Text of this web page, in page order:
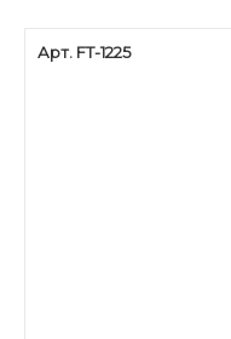
Арт. FT-1225